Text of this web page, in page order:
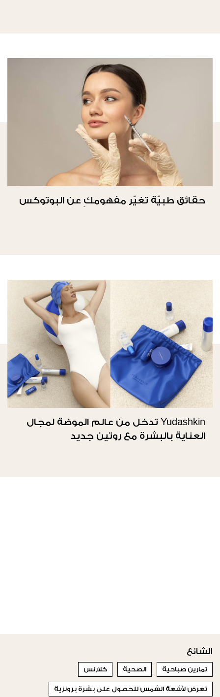
حقائق طبيّة تغيّر مفهومكِ عن البوتوكس
Yudashkin تدخل من عالم الموضة لمجال
العناية بالبشرة مع روتين جديد
الشائع
تمارين صباحية الصحية كلارنس
تعرض لأشعة الشمس للحصول على بشرة برونزية